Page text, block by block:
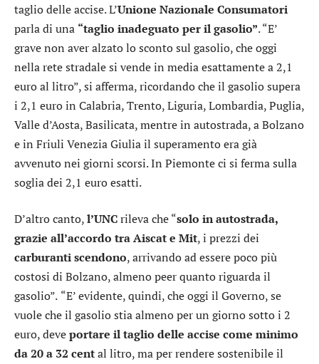
taglio delle accise. L’Unione Nazionale Consumatori
parla di una “taglio inadeguato per il gasolio”. “E’
grave non aver alzato lo sconto sul gasolio, che oggi
nella rete stradale si vende in media esattamente a 2,1
euro al litro”, si afferma, ricordando che il gasolio supera
i 2,1 euro in Calabria, Trento, Liguria, Lombardia, Puglia,
Valle d’Aosta, Basilicata, mentre in autostrada, a Bolzano
e in Friuli Venezia Giulia il superamento era già
avvenuto nei giorni scorsi. In Piemonte ci si ferma sulla
soglia dei 2,1 euro esatti.
D’altro canto,l’UNCrileva che “solo in autostrada,
grazie all’accordo tra Aiscat e Mit, i prezzi dei
carburanti scendono, arrivando ad essere poco più
costosi di Bolzano, almeno peer quanto riguarda il
gasolio”. “E’ evidente, quindi, che oggi il Governo, se
vuole che il gasolio stia almeno per un giorno sotto i 2
euro, deveportare il taglio delle accise come minimo
da 20 a 32 cental litro, ma per rendere sostenibile il